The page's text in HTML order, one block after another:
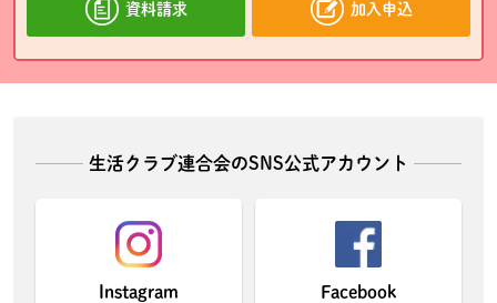
資料請求 加入申込
生活クラブ連合会のSNS公式アカウント
Instagram Facebook